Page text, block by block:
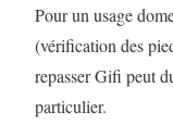
Pour un usage
(vérification des
repasser Gifi peut
particulier.